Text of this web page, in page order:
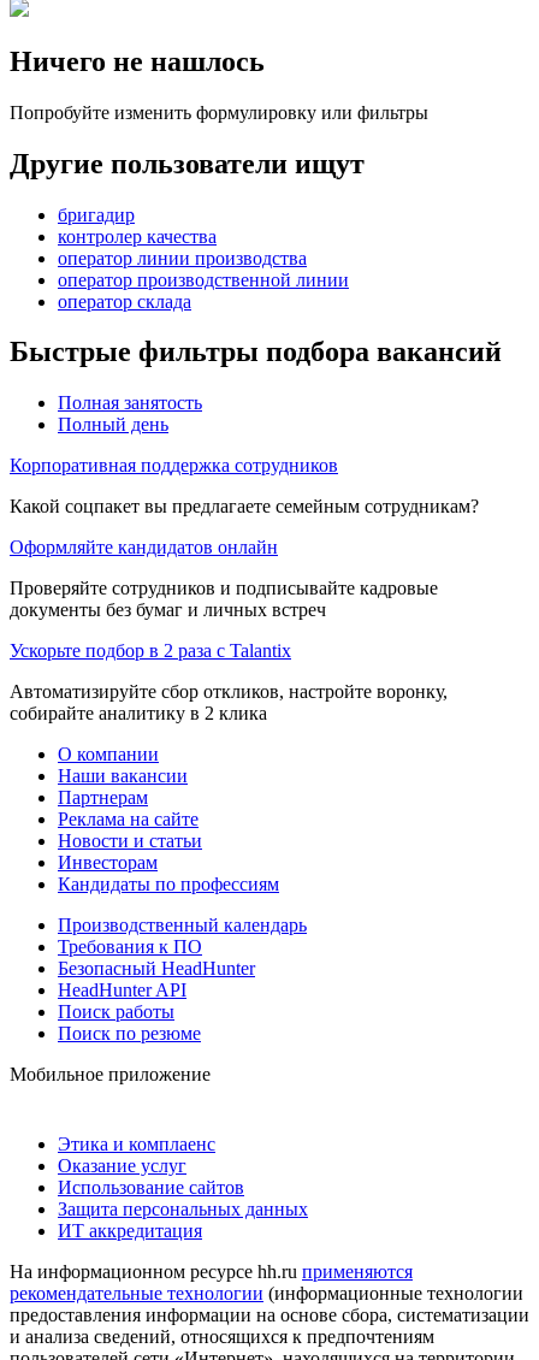
Ничего не нашлось
Попробуйте изменить формулировку или фильтры
Другие пользователи ищут
бригадир
контролер качества
оператор линии производства
оператор производственной линии
оператор склада
Быстрые фильтры подбора вакансий
Полная занятость
Полный день
Корпоративная поддержка сотрудников
Какой соцпакет вы предлагаете семейным сотрудникам?
Оформляйте кандидатов онлайн
Проверяйте сотрудников и подписывайте кадровые
документы без бумаг и личных встреч
Ускорьте подбор в 2 раза с Talantix
Автоматизируйте сбор откликов, настройте воронку,
собирайте аналитику в 2 клика
О компании
Наши вакансии
Партнерам
Реклама на сайте
Новости и статьи
Инвесторам
Кандидаты по профессиям
Производственный календарь
Требования к ПО
Безопасный HeadHunter
HeadHunter API
Поиск работы
Поиск по резюме
Мобильное приложение
Этика и комплаенс
Оказание услуг
Использование сайтов
Защита персональных данных
ИТ аккредитация
На информационном ресурсе hh.ru применяются
рекомендательные технологии (информационные технологии
предоставления информации на основе сбора, систематизации
и анализа сведений, относящихся к предпочтениям